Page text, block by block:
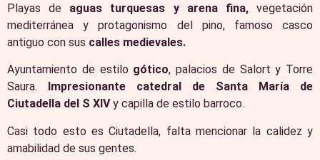
Playas de aguas turquesas y arena fina,vegetación
mediterránea y protagonismo del pino, famoso casco
antiguo con sus calles medievales.
Ayuntamiento de estilo gótico, palacios de Salort y Torre
Saura.
Impresionante catedral de Santa María de
Ciutadella del S XIVy capilla de estilo barroco.
Casi todo esto es Ciutadella, falta mencionar la calidez y
amabilidad de sus gentes.